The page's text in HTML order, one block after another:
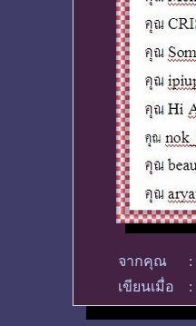
จากคุณ :
เขียนเมื่อ
: